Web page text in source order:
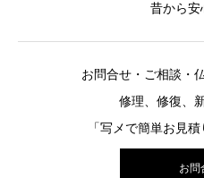
昔から安
お問合せ・ご相談・
修理、修復、
「写メで簡単お見
お問